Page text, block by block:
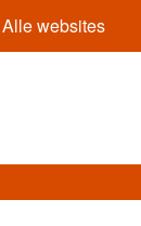
Alle websites